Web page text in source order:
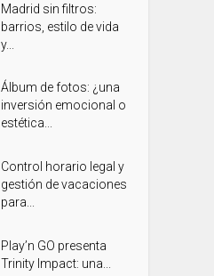
Madrid sin filtros:
barrios, estilo de vida
y...
Álbum de fotos: ¿una
inversión emocional o
estética...
Control horario legal y
gestión de vacaciones
para...
Play’n GO presenta
Trinity Impact: una...